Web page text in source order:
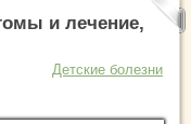
и лечение,
Детские болезни